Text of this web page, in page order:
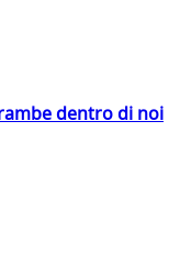
dentro di noi